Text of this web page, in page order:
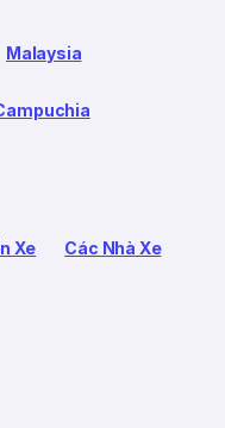
Malaysia
Xe Các Nhà Xe